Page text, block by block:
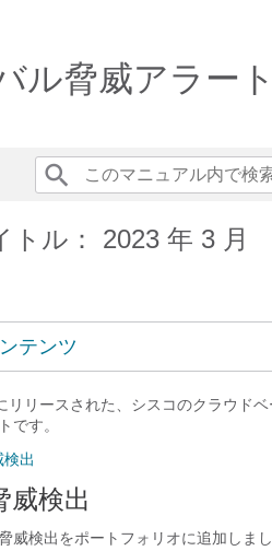
ル脅威アラート
トル： 2023 年 3 月
テンツ
リリースされた、シスコのクラウド
です。
出
威検出
威検出をポートフォリオに追加しまし